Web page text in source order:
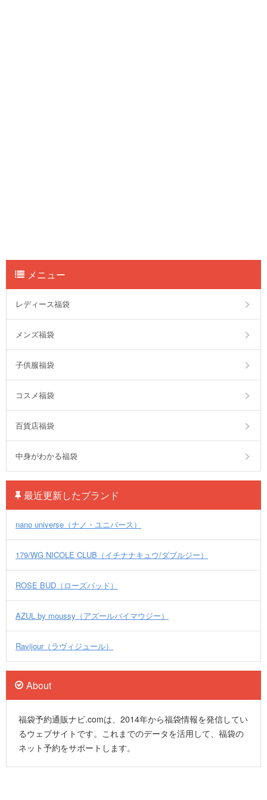
メニュー
レディース福袋
メンズ福袋
子供服福袋
コスメ福袋
百貨店福袋
中身がわかる福袋
最近更新したブランド
nano universe（ナノ・ユニバース）
179/WG NICOLE CLUB（イチナナキュウ/ダブルジー）
ROSE BUD（ローズバッド）
AZUL by moussy（アズールバイマウジー）
Ravijour（ラヴィジュール）
About
福袋予約通販ナビ.comは、2014年から福袋情報を発信してい
るウェブサイトです。これまでのデータを活用して、福袋の
ネット予約をサポートします。